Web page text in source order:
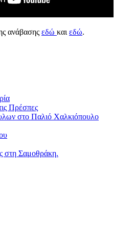
ανάβασης εδώ και εδώ.
Πρέσπες
στο Παλιό Χαλκιόπουλο
στη Σαμοθράκη.